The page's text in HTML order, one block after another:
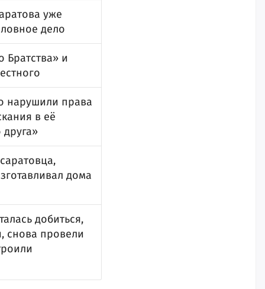
уже
дело
Братства» и
нарушили права
в её
дома
добиться,
снова провели